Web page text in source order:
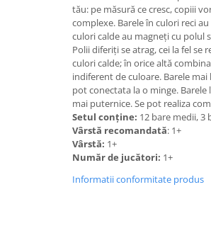
tău: pe măsură ce cresc, copiii
complexe. Barele în culori reci
culori calde au magneți cu polul
Polii diferiți se atrag, cei la fel se
culori calde; în orice altă
indiferent de culoare. Barele
pot conectata la o minge.
mai puternice. Se pot realiza
Setul conține: 12 bare medii, 3
Vârstă recomandată: 1+
Vârstă: 1+
Număr de jucători: 1+
Informatii conformitate produs